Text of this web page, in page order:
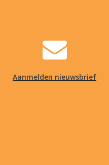
Aanmelden nieuwsbrief